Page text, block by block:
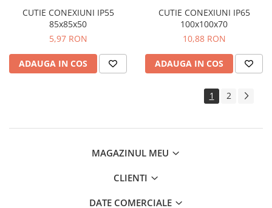
Protecția circuitelor, protecții
diferențiale și descărcătoare
Contactoare
Contactoare modulare
Întrerupătoare automate și
CUTIE CONEXIUNI IP55
85x85x50
5,97 RON
ADAUGA IN COS
CUTIE CONEXIUNI IP65
100x100x70
10,88 RON
ADAUGA IN COS
1 2
MAGAZINUL MEU
CLIENTI
DATE COMERCIALE